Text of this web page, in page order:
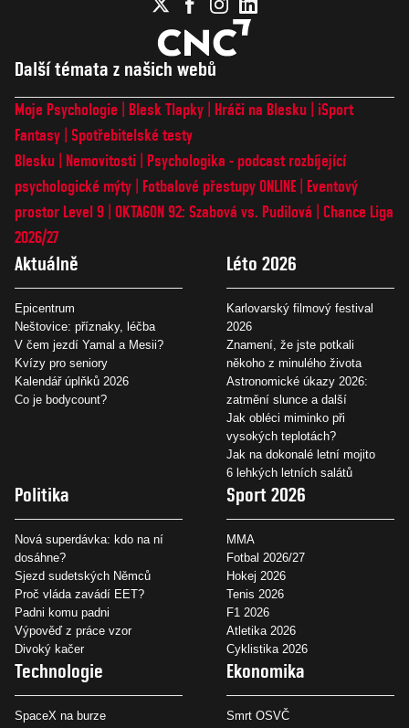
Další témata z našich webů
Moje Psychologie Blesk Tlapky Hráči na Blesku
iSport
Fantasy Spotřebitelské testy
Blesku
Nemovitosti
Psychologika - podcast rozbíjející
psychologické mýty
Fotbalové přestupy ONLINE
Eventový
prostor Level 9 OKTAGON 92: Szabová vs. Pudilová
Chance Liga
2026/27
Aktuálně
Epicentrum
Neštovice: příznaky, léčba
V čem jezdí Yamal a Mesii?
Kvízy pro seniory
Kalendář úplňků 2026
Co je bodycount?
Léto 2026
Karlovarský filmový festival
2026
Znamení, že jste potkali
někoho z minulého života
Astronomické úkazy 2026:
zatmění slunce a další
Jak obléci miminko při
vysokých teplotách?
Jak na dokonalé letní mojito
6 lehkých letních salátů
Politika
Nová superdávka: kdo na ní
dosáhne?
Sjezd sudetských Němců
Proč vláda zavádí EET?
Padni komu padni
Výpověď z práce vzor
Divoký kačer
Sport 2026
MMA
Fotbal 2026/27
Hokej 2026
Tenis 2026
F1 2026
Atletika 2026
Cyklistika 2026
Technologie
SpaceX na burze
Ekonomika
Smrt OSVČ